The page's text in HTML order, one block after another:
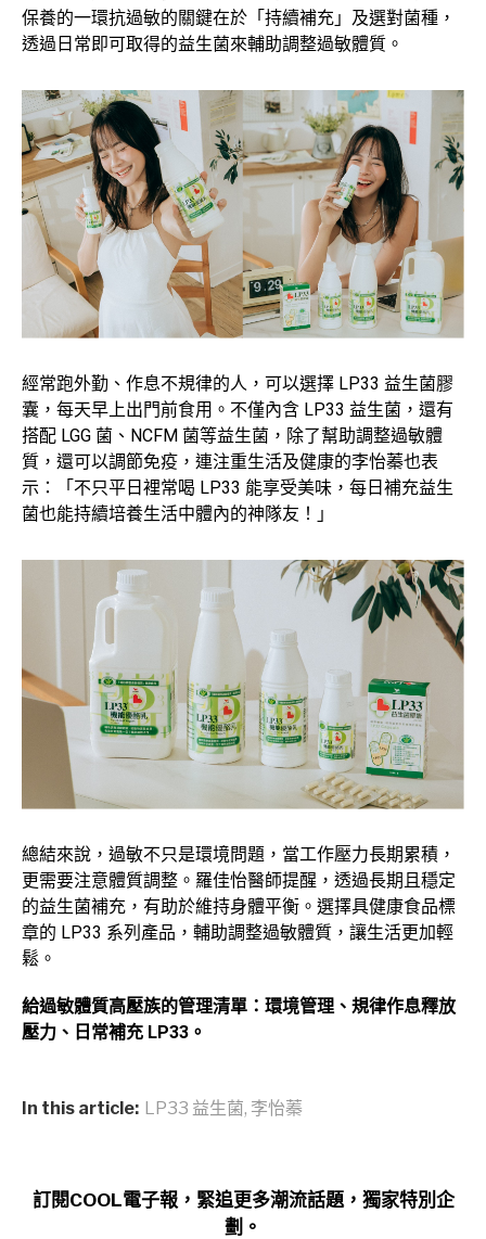
保養的一環抗過敏的關鍵在於「持續補充」及選對菌種，
透過日常即可取得的益生菌來輔助調整過敏體質。
經常跑外勤、作息不規律的人，可以選擇 LP33 益生菌膠
囊，每天早上出門前食用。不僅內含 LP33 益生菌，還有
搭配 LGG 菌、NCFM 菌等益生菌，除了幫助調整過敏體
質，還可以調節免疫，連注重生活及健康的李怡蓁也表
示：「不只平日裡常喝 LP33 能享受美味，每日補充益生
菌也能持續培養生活中體內的神隊友！」
總結來說，過敏不只是環境問題，當工作壓力長期累積，
更需要注意體質調整。羅佳怡醫師提醒，透過長期且穩定
的益生菌補充，有助於維持身體平衡。選擇具健康食品標
章的 LP33 系列產品，輔助調整過敏體質，讓生活更加輕
鬆。
給過敏體質高壓族的管理清單：環境管理、規律作息釋放
壓力、日常補充 LP33。
In this article: LP33 益生菌, 李怡蓁
訂閱COOL電子報，緊追更多潮流話題，獨家特別企
劃。